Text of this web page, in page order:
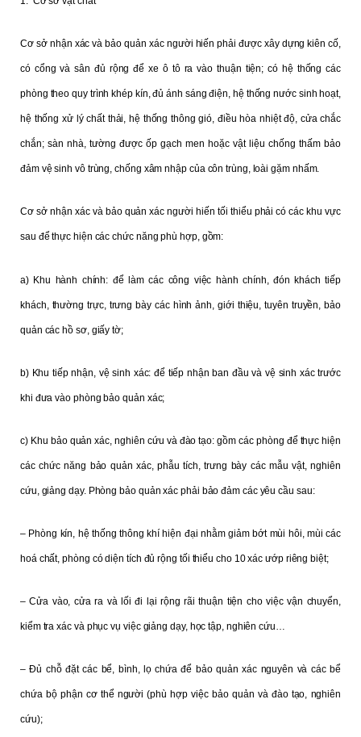
Cơ sở nhận xác và bảo quản xác người hiến phải được xây dựng kiên cố,
có cổng và sân đủ rộng để xe ô tô ra vào thuận tiện; có hệ thống các
phòng theo quy trình khép kín, đủ ánh sáng điện, hệ thống nước sinh hoạt,
hệ thống xử lý chất thải, hệ thống thông gió, điều hòa nhiệt độ, cửa chắc
chắn; sàn nhà, tường được ốp gạch men hoặc vật liệu chống thấm bảo
đảm vệ sinh vô trùng, chống xâm nhập của côn trùng, loài gặm nhấm.
Cơ sở nhận xác và bảo quản xác người hiến tối thiểu phải có các khu vực
sau để thực hiện các chức năng phù hợp, gồm:
a) Khu hành chính: để làm các công việc hành chính, đón khách tiếp
khách, thường trực, trưng bày các hình ảnh, giới thiệu, tuyên truyền, bảo
quản các hồ sơ, giấy tờ;
b) Khu tiếp nhận, vệ sinh xác: để tiếp nhận ban đầu và vệ sinh xác trước
khi đưa vào phòng bảo quản xác;
c) Khu bảo quản xác, nghiên cứu và đào tạo: gồm các phòng để thực hiện
các chức năng bảo quản xác, phẫu tích, trưng bày các mẫu vật, nghiên
cứu, giảng dạy. Phòng bảo quản xác phải bảo đảm các yêu cầu sau:
– Phòng kín, hệ thống thông khí hiện đại nhằm giảm bớt mùi hôi, mùi các
hoá chất, phòng có diện tích đủ rộng tối thiểu cho 10 xác ướp riêng biệt;
– Cửa vào, cửa ra và lối đi lại rộng rãi thuận tiện cho việc vận chuyển,
kiểm tra xác và phục vụ việc giảng dạy, học tập, nghiên cứu…
– Đủ chỗ đặt các bể, bình, lọ chứa để bảo quản xác nguyên và các bể
chứa bộ phận cơ thể người (phù hợp việc bảo quản và đào tạo, nghiên
cứu);